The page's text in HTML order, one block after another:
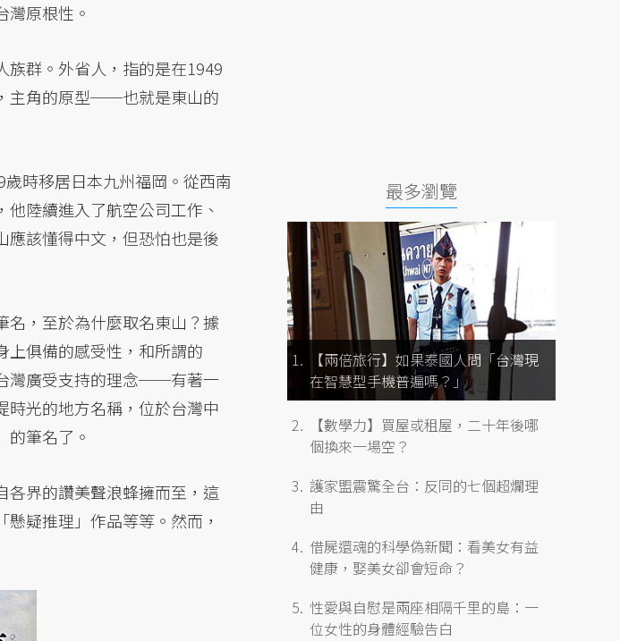
原根性。
族群。外省人，指的是在1949
主角的原型──也就是東山的
時移居日本九州福岡。從西南
陸續進入了航空公司工作、
應該懂得中文，但恐怕也是後
名，至於為什麼取名東山？據
上俱備的感受性，和所謂的
灣廣受支持的理念──有著一
時光的地方名稱，位於台灣中
筆名了。
各界的讚美聲浪蜂擁而至，這
疑推理」作品等等。然而，
最多瀏覽
【兩倍旅行】如果泰國人問「台灣現
在智慧型手機普遍嗎？」
【數學力】買屋或租屋，二十年後哪
個換來一場空？
護家盟震驚全台：反同的七個超爛理
由
借屍還魂的科學偽新聞：看美女有益
健康，娶美女卻會短命？
性愛與自慰是兩座相隔千里的島：一
位女性的身體經驗告白